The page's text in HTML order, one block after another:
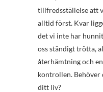
tillfredsställelse att
alltid först. Kvar
det vi inte har
oss ständigt trötta,
återhämtning och
kontrollen.
ditt liv?